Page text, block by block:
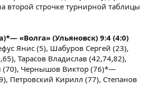
второй строчке турнирной таблицы
«Волга» (Ульяновск) 9:4 (4:0)
Янис (5), Шабуров Сергей (23),
Тарасов Владислав (42,74,82),
(70), Чернышов Виктор (76)*—
Петровский Кирилл (77), Степанов